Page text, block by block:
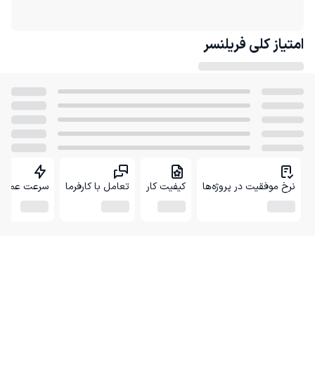
امتیاز کلی فریلنسر
نرخ موفقیت در پروژه‌ها کیفیت کار تعامل با کارفرما سرعت عمل